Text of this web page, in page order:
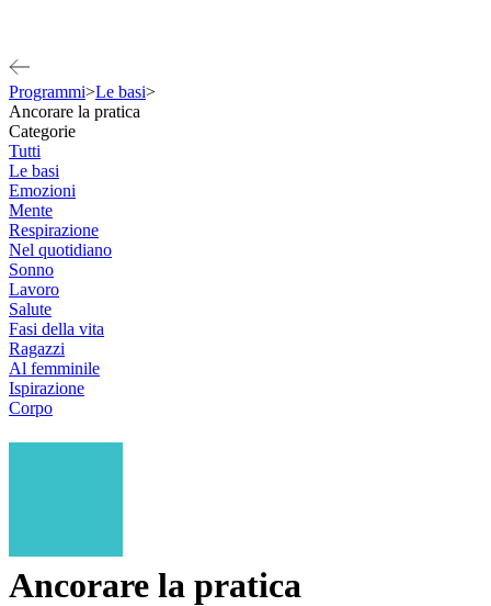
Programmi>Le basi>
Ancorare la pratica
Categorie
Tutti
Le basi
Emozioni
Mente
Respirazione
Nel quotidiano
Sonno
Lavoro
Salute
Fasi della vita
Ragazzi
Al femminile
Ispirazione
Corpo
Ancorare la pratica